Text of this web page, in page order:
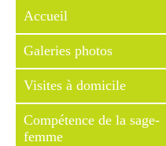
Accueil
Galeries photos
Visites à domicile
Compétence de la sage-
femme